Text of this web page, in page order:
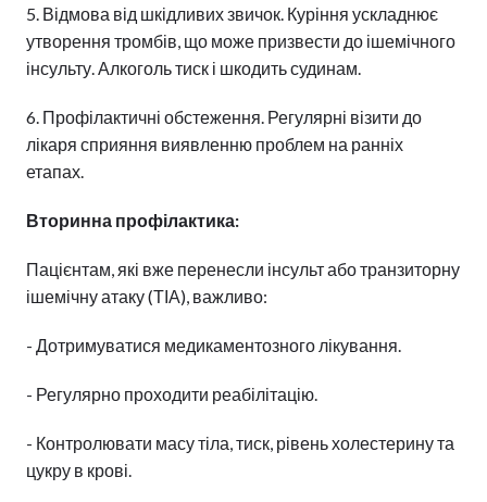
5. Відмова від шкідливих звичок. Куріння ускладнює
утворення тромбів, що може призвести до ішемічного
інсульту. Алкоголь тиск і шкодить судинам.
6. Профілактичні обстеження. Регулярні візити до
лікаря сприяння виявленню проблем на ранніх
етапах.
Вторинна профілактика:
Пацієнтам, які вже перенесли інсульт або транзиторну
ішемічну атаку (ТІА), важливо:
- Дотримуватися медикаментозного лікування.
- Регулярно проходити реабілітацію.
- Контролювати масу тіла, тиск, рівень холестерину та
цукру в крові.